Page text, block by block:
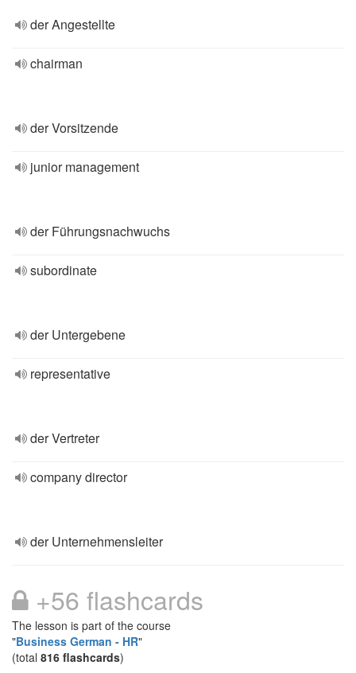
der Angestellte
chairman
der Vorsitzende
junior management
der Führungsnachwuchs
subordinate
der Untergebene
representative
der Vertreter
company director
der Unternehmensleiter
+56 flashcards
The lesson is part of the course
"Business German - HR"
(total 816 flashcards)